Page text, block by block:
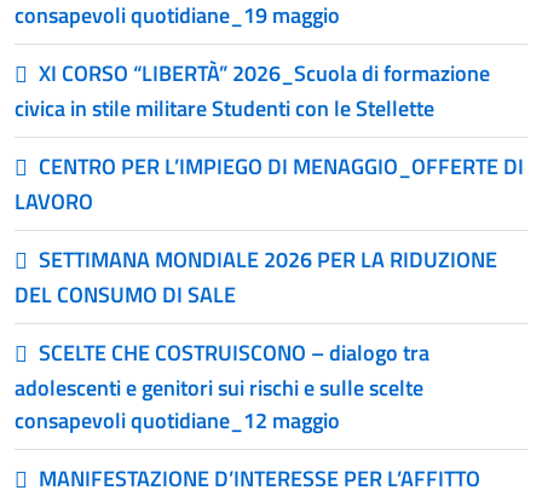
consapevoli quotidiane_19 maggio
XI CORSO “LIBERTÀ” 2026_Scuola di formazione
civica in stile militare Studenti con le Stellette
CENTRO PER L’IMPIEGO DI MENAGGIO_OFFERTE DI
LAVORO
SETTIMANA MONDIALE 2026 PER LA RIDUZIONE
DEL CONSUMO DI SALE
SCELTE CHE COSTRUISCONO – dialogo tra
adolescenti e genitori sui rischi e sulle scelte
consapevoli quotidiane_12 maggio
MANIFESTAZIONE D’INTERESSE PER L’AFFITTO